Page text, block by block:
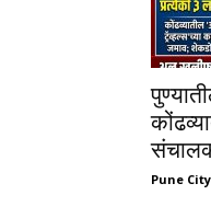
Pune